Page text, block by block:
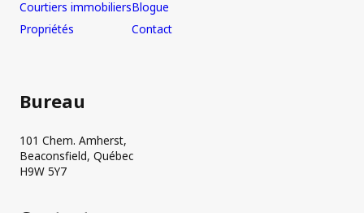
Courtiers immobiliers
Propriétés
Blogue
Contact
Bureau
101 Chem. Amherst,
Beaconsfield, Québec
H9W 5Y7